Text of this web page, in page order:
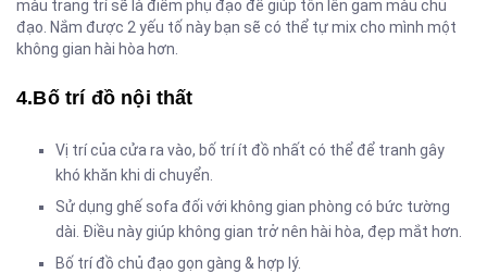
màu trang trí sẽ là điểm phụ đạo để giúp tôn lên gam màu chủ
đạo. Nắm được 2 yếu tố này bạn sẽ có thể tự mix cho mình một
không gian hài hòa hơn.
4.Bố trí đồ nội thất
Vị trí của cửa ra vào, bố trí ít đồ nhất có thể để tranh gây
khó khăn khi di chuyển.
Sử dụng ghế sofa đối với không gian phòng có bức tường
dài. Điều này giúp không gian trở nên hài hòa, đẹp mắt hơn.
Bố trí đồ chủ đạo gọn gàng & hợp lý.